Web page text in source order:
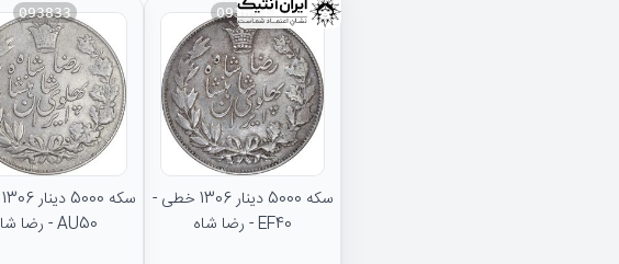
093834
سکه 5000 دینار 1306 خطی -
EF40 - رضا شاه
093833
AU50 - رضا شاه